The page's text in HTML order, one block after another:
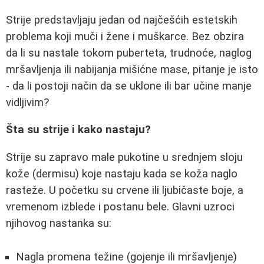
Strije predstavljaju jedan od najčešćih estetskih
problema koji muči i žene i muškarce. Bez obzira
da li su nastale tokom puberteta, trudnoće, naglog
mršavljenja ili nabijanja mišićne mase, pitanje je isto
- da li postoji način da se uklone ili bar učine manje
vidljivim?
Šta su strije i kako nastaju?
Strije su zapravo male pukotine u srednjem sloju
kože (dermisu) koje nastaju kada se koža naglo
rasteže. U početku su crvene ili ljubičaste boje, a
vremenom izblede i postanu bele. Glavni uzroci
njihovog nastanka su:
Nagla promena težine (gojenje ili mršavljenje)